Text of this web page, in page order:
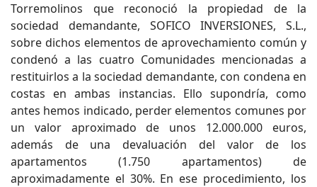
Torremolinos que reconoció la propiedad de la
sociedad demandante, SOFICO INVERSIONES, S.L.,
sobre dichos elementos de aprovechamiento común y
condenó a las cuatro Comunidades mencionadas a
restituirlos a la sociedad demandante, con condena en
costas en ambas instancias. Ello supondría, como
antes hemos indicado, perder elementos comunes por
un valor aproximado de unos 12.000.000 euros,
además de una devaluación del valor de los
apartamentos (1.750 apartamentos) de
aproximadamente el 30%. En ese procedimiento, los